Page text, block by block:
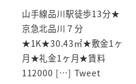
山手線品川駅徒歩13分★
京急北品川７分
★1K★30.43㎡★敷金1ヶ
月★礼金1ヶ月★賃料
112000 […] Tweet